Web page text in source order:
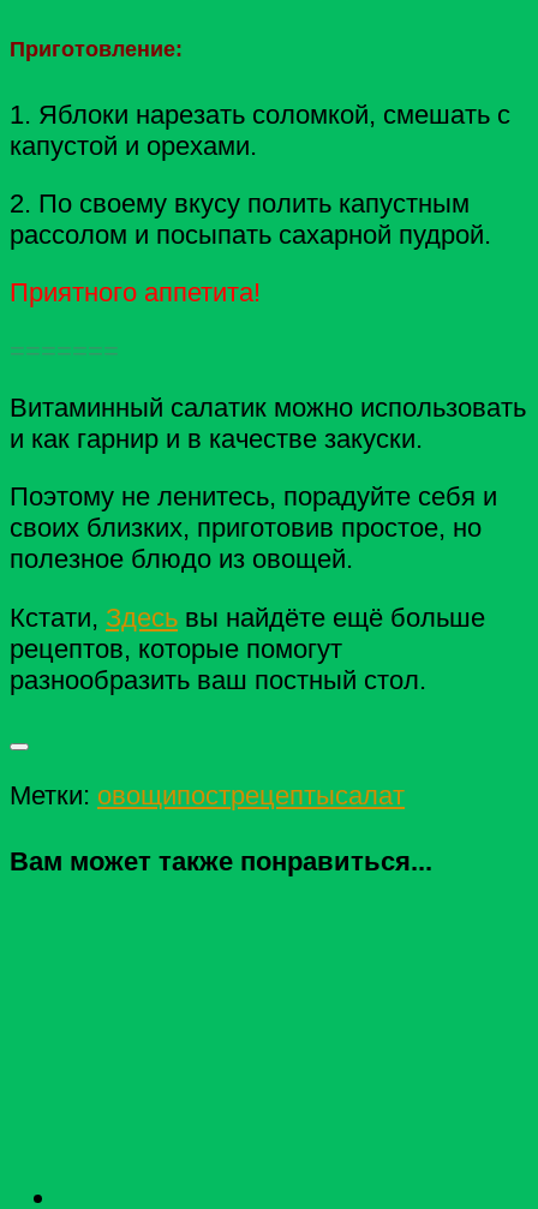
Приготовление:
1. Яблоки нарезать соломкой, смешать с
капустой и орехами.
2. По своему вкусу полить капустным
рассолом и посыпать сахарной пудрой.
Приятного аппетита!
=======
Витаминный салатик можно использовать
и как гарнир и в качестве закуски.
Поэтому не ленитесь, порадуйте себя и
своих близких, приготовив простое, но
полезное блюдо из овощей.
Кстати, Здесь вы найдёте ещё больше
рецептов, которые помогут
разнообразить ваш постный стол.
Метки: овощипострецептысалат
Вам может также понравиться...